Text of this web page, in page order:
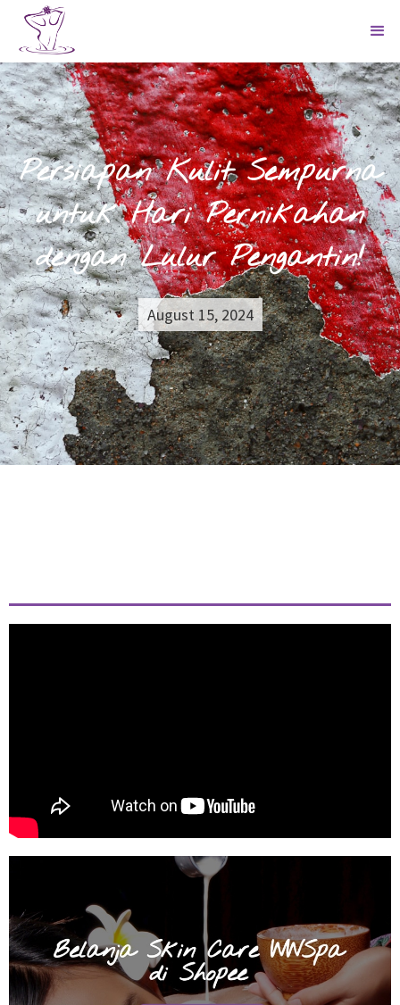
Persiapan Kulit Sempurna
untuk Hari Pernikahan
dengan Lulur Pengantin!
August 15, 2024